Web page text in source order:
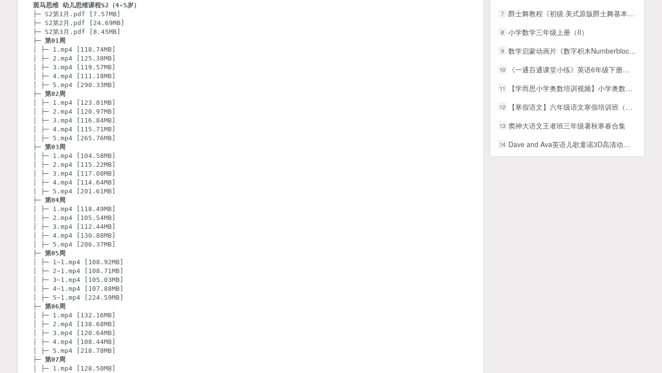
斑马思维 幼儿思维课程S2（4-5岁）
├─ S2第1月.pdf [7.57MB]
├─ S2第2月.pdf [24.69MB]
├─ S2第3月.pdf [8.45MB]
├─ 第01周
│ ├─ 1.mp4 [118.74MB]
│ ├─ 2.mp4 [125.38MB]
│ ├─ 3.mp4 [119.57MB]
│ ├─ 4.mp4 [111.18MB]
│ ├─ 5.mp4 [290.33MB]
├─ 第02周
│ ├─ 1.mp4 [123.81MB]
│ ├─ 2.mp4 [120.97MB]
│ ├─ 3.mp4 [116.84MB]
│ ├─ 4.mp4 [115.71MB]
│ ├─ 5.mp4 [265.76MB]
├─ 第03周
│ ├─ 1.mp4 [104.58MB]
│ ├─ 2.mp4 [115.22MB]
│ ├─ 3.mp4 [117.08MB]
│ ├─ 4.mp4 [114.64MB]
│ ├─ 5.mp4 [201.61MB]
├─ 第04周
│ ├─ 1.mp4 [118.49MB]
│ ├─ 2.mp4 [105.54MB]
│ ├─ 3.mp4 [112.44MB]
│ ├─ 4.mp4 [130.88MB]
│ ├─ 5.mp4 [206.37MB]
├─ 第05周
│ ├─ 1~1.mp4 [108.92MB]
│ ├─ 2~1.mp4 [108.71MB]
│ ├─ 3~1.mp4 [105.03MB]
│ ├─ 4~1.mp4 [107.88MB]
│ ├─ 5~1.mp4 [224.59MB]
├─ 第06周
│ ├─ 1.mp4 [132.16MB]
│ ├─ 2.mp4 [138.68MB]
│ ├─ 3.mp4 [120.64MB]
│ ├─ 4.mp4 [108.44MB]
│ ├─ 5.mp4 [218.78MB]
├─ 第07周
│ ├─ 1.mp4 [128.50MB]
7 爵士舞教程《初级.美式原版爵士舞基本功》视频教学
8 小学数学三年级上册（II）
9 数学启蒙动画片《数字积木Numberblocks》第1-4季全90集
10 《一通百通课堂小练》英语6年级下册（RJ）(1)
11 【学而思小学奥数培训视频】小学奥数七大专题（计算）培训课MP4视频，小学奥数应用题课程
12 【寒假语文】六年级语文寒假培训班（勤思在线-薛春燕）
13 窦神大语文王者班三年级暑秋寒春合集
14 Dave and Ava英语儿歌童谣3D高清动画视频，507集+，1080P高清视频带英文字幕，带配套音频MP3，百度网盘下载！